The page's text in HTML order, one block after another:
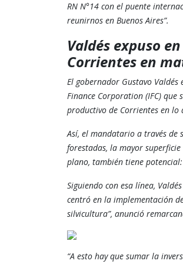
RN N°14 con el puente
reunirnos en Buenos Aires”.
Valdés expuso
Corrientes en
El gobernador Gustavo
Finance Corporation (IFC) que
productivo de Corrientes en lo
Así, el mandatario a través de
forestadas, la mayor
plano, también tiene
Siguiendo con esa línea,
centró en la implementación
silvicultura”, anunció
“A esto hay que sumar la